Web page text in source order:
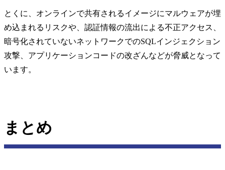
とくに、オンラインで共有されるイメージにマルウェアが埋
め込まれるリスクや、認証情報の流出による不正アクセス、
暗号化されていないネットワークでのSQLインジェクション
攻撃、アプリケーションコードの改ざんなどが脅威となって
います。
まとめ